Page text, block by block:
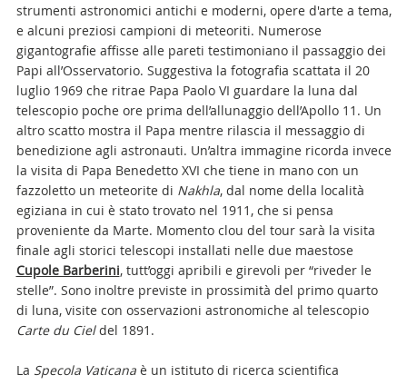
strumenti astronomici antichi e moderni, opere d'arte a tema,
e alcuni preziosi campioni di meteoriti. Numerose
gigantografie affisse alle pareti testimoniano il passaggio dei
Papi all’Osservatorio. Suggestiva la fotografia scattata il 20
luglio 1969 che ritrae Papa Paolo VI guardare la luna dal
telescopio poche ore prima dell’allunaggio dell’Apollo 11. Un
altro scatto mostra il Papa mentre rilascia il messaggio di
benedizione agli astronauti. Un’altra immagine ricorda invece
la visita di Papa Benedetto XVI che tiene in mano con un
fazzoletto un meteorite di Nakhla, dal nome della località
egiziana in cui è stato trovato nel 1911, che si pensa
proveniente da Marte. Momento clou del tour sarà la visita
finale agli storici telescopi installati nelle due maestose
Cupole Barberini, tutt’oggi apribili e girevoli per “riveder le
stelle”. Sono inoltre previste in prossimità del primo quarto
di luna, visite con osservazioni astronomiche al telescopio
Carte du Cieldel 1891.
La Specola Vaticana è un istituto di ricerca scientifica